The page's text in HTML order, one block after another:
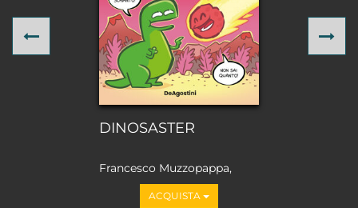
DINOSASTER
Francesco Muzzopappa,
ACQUISTA
Previous